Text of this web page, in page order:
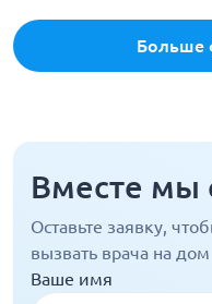
Больше
Вместе мы
Оставьте заявку,
вызвать врача на дом
Ваше имя